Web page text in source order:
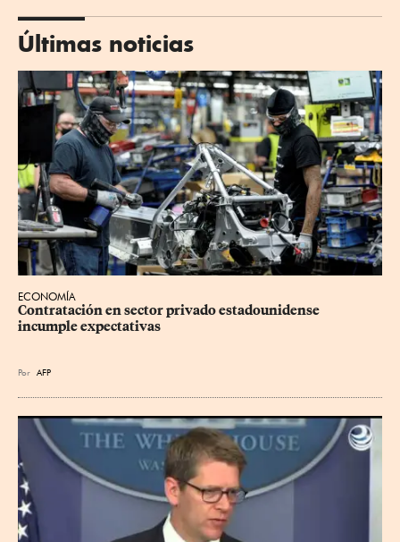
Últimas noticias
ECONOMÍA
Contratación en sector privado estadounidense
incumple expectativas
Por AFP